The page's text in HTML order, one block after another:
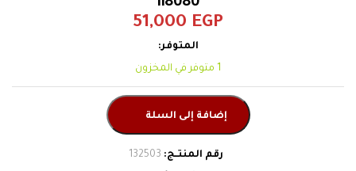
51,000 EGP
إضافة إلى السلة
أزرار الأكمام
خواتم
شنط
فيرساس فيرساتشي
جي شوك
شيروتي